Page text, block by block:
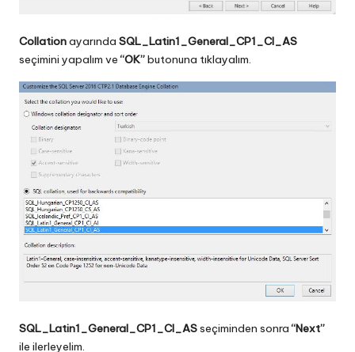
Collationayarında SQL_Latin1_General_CP1_CI_AS
seçimini yapalım ve“OK”butonuna tıklayalım.
SQL_Latin1_General_CP1_CI_ASseçiminden sonra“Next”
ile ilerleyelim.